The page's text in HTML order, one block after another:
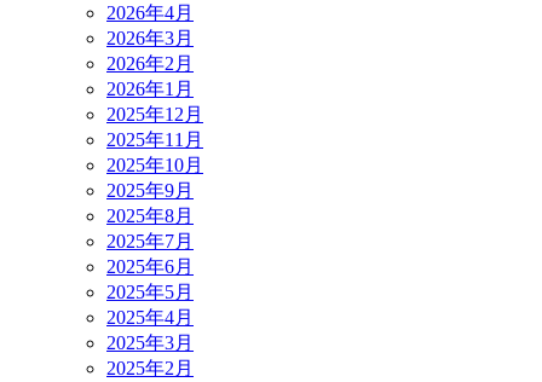
2026年4月
2026年3月
2026年2月
2026年1月
2025年12月
2025年11月
2025年10月
2025年9月
2025年8月
2025年7月
2025年6月
2025年5月
2025年4月
2025年3月
2025年2月